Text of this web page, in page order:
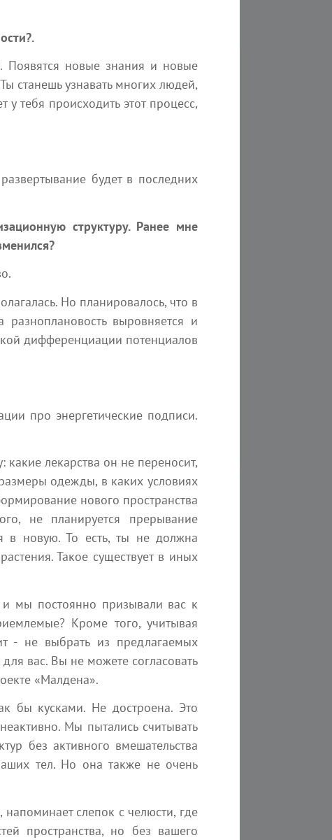
308
СВЕТ. Память Бога
нет единой первопричины чего-то,
комплекс первопричин. Взмах
вас
9 августа
19:00
Контактер СЕлена. Прямой
вопросы.
Вебинар
Друзья, поговорим обо всем,
что вас интересует. У нас
Появятся новые знания и новые
станешь узнавать многих людей,
тебя происходить этот процесс,
будет в последних
структуру. Ранее мне
Но планировалось, что в
выровняется и
дифференциации потенциалов
про энергетические подписи.
лекарства он не переносит,
одежды, в каких условиях
нового пространства
не планируется прерывание
в новую. То есть, ты не должна
Такое существует в иных
и мы постоянно призывали вас к
Кроме того, учитывая
- не выбрать из предлагаемых
вас. Вы не можете согласовать
«Малдена».
бы кусками. Не достроена. Это
Мы пытались считывать
без активного вмешательства
тел. Но она также не очень
слепок с челюсти, где
пространства, но без вашего